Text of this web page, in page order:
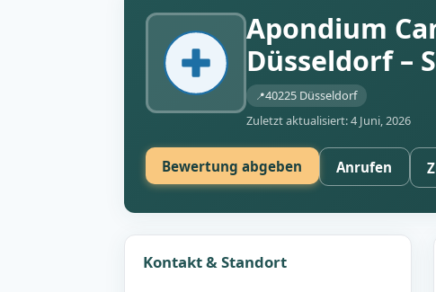
Apondium
Düsseldorf –
40225 Düsseldorf
Zuletzt aktualisiert: 4 Juni, 2026
Bewertung abgeben Anrufen
Kontakt & Standort